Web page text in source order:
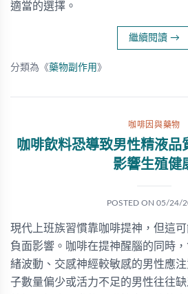
適當的選擇。
繼續閱讀 →
分類為《藥物副作用 》
咖啡因與藥物
咖啡飲料恐導致男性精液品
影響生殖健
POSTED ON 05/24/
現代上班族習慣靠咖啡提神，但這
負面影響。咖啡在提神醒腦的同時
緒波動、交感神經較敏感的男性應
子數量偏少或活力不足的男性往往